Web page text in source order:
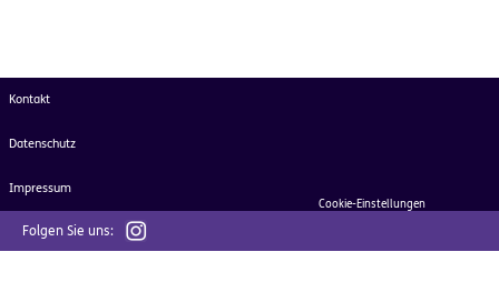
Kontakt
Datenschutz
Impressum
Folgen Sie uns:
Cookie-Einstellungen